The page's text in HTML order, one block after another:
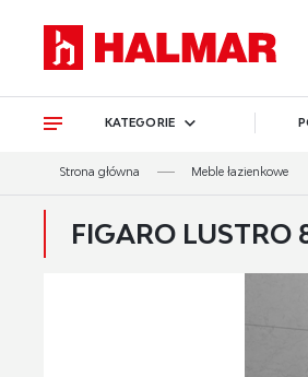
KATEGORIE
Strona główna Meble łazienkowe
FIGARO LUSTRO